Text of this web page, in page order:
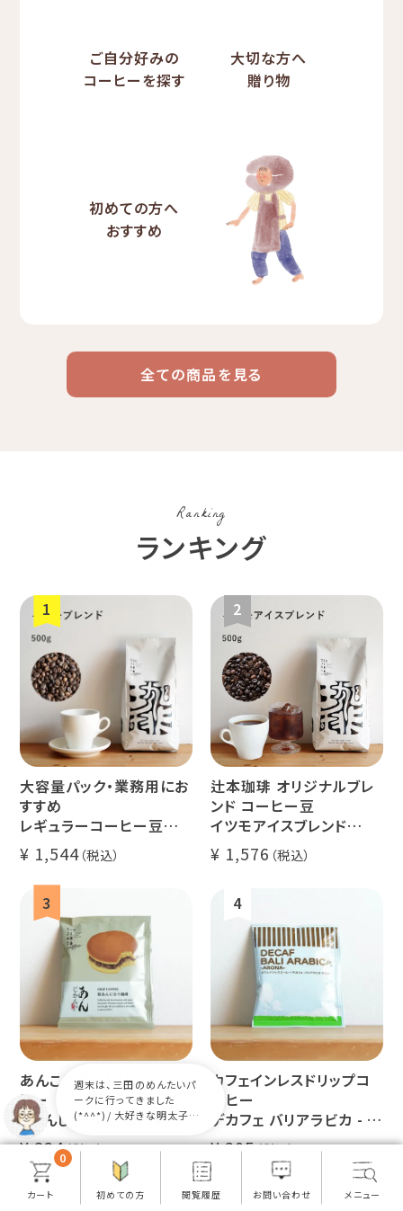
ご自分好みの
コーヒーを探す
大切な方へ
贈り物
初めての方へ
おすすめ
コーヒー
リキッド
コーヒー
豆・粉
デカフェ
すてきな道
生活雑貨 福袋
業務用 定期便 送料無料
ケニア
ペルー ブラジル イエメン
インドネシ
ア
グァテマラ
ホンジュラ
ス
全ての商品を見る
Ranking
ランキング
大容量パック・業務用にお
すすめ
レギュラーコーヒー豆
イツモブレンド 500g
1,544
辻本珈琲 オリジナルブレ
ンド コーヒー豆
イツモアイスブレンド
500g
アイスコーヒーにオススメ
業務用 水出
煎りたて 新鮮コーヒー豆
自家焙煎
1,576
あんこに合うドリップコー
ヒー
「あんじかん」粒あんに合
う珈琲 1杯分
324
カフェインレスドリップコ
ーヒー
デカフェ バリアラビカ - ア
ロナ - 1杯分
205
週末は、三田のめんたいパ
ークに行ってきました
(*^^*)/ 大好きな明太子を
0